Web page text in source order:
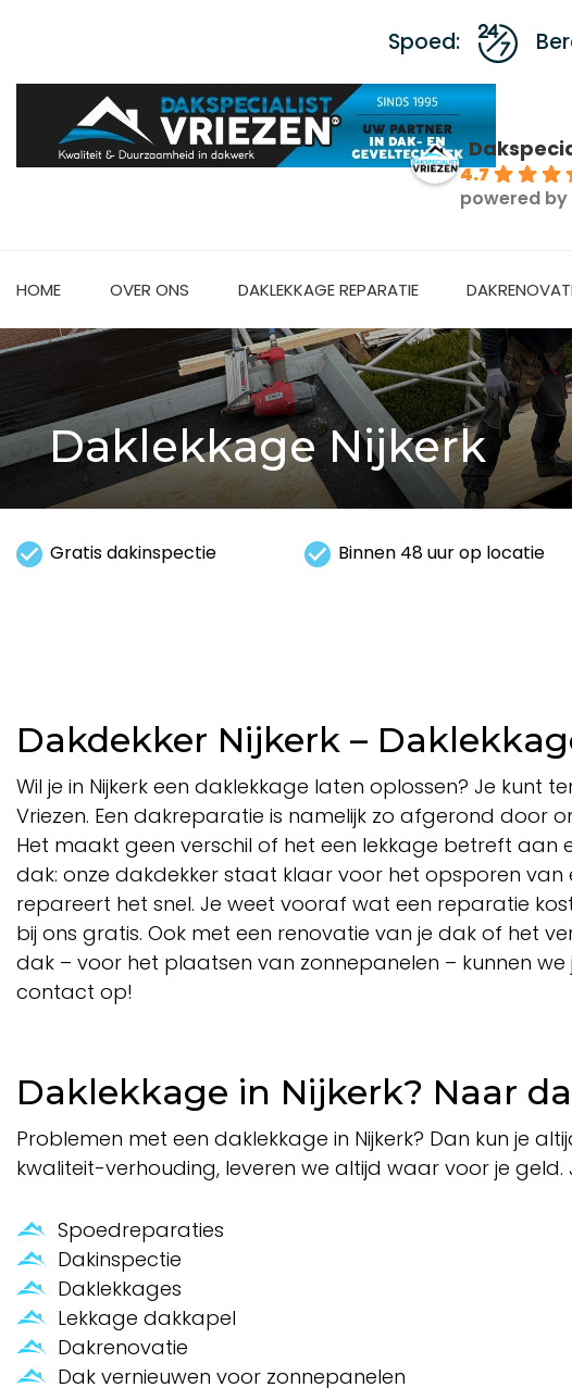
Spoed:
4.7
powered by
HOME OVER ONS DAKLEKKAGE REPARATIE
Daklekkage Nijkerk
Gratis dakinspectie Binnen 48 uur op locatie
Dakdekker Nijkerk –
Wil je in Nijkerk een daklekkage laten oplossen? Je kunt
Vriezen. Een dakreparatie is namelijk zo afgerond door
Het maakt geen verschil of het een lekkage betreft aan
dak: onze dakdekker staat klaar voor het opsporen van
repareert het snel. Je weet vooraf wat een reparatie
bij ons gratis. Ook met een renovatie van je dak of het
dak – voor het plaatsen van zonnepanelen – kunnen we
contact op!
Daklekkage in Nijkerk? Naar
Problemen met een daklekkage in Nijkerk? Dan kun je
kwaliteit-verhouding, leveren we altijd waar voor je
Spoedreparaties
Dakinspectie
Daklekkages
Lekkage dakkapel
Dakrenovatie
Dak vernieuwen voor zonnepanelen